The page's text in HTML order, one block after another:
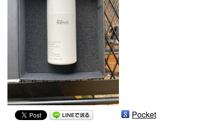
Pocket